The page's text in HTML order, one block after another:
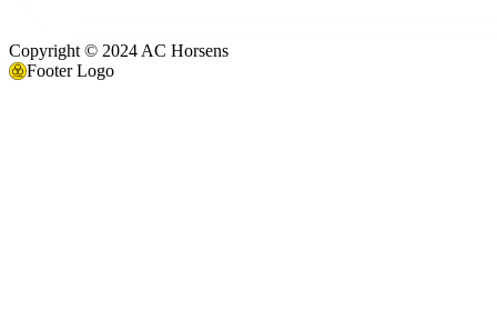
Copyright © 2024 AC Horsens
Footer Logo